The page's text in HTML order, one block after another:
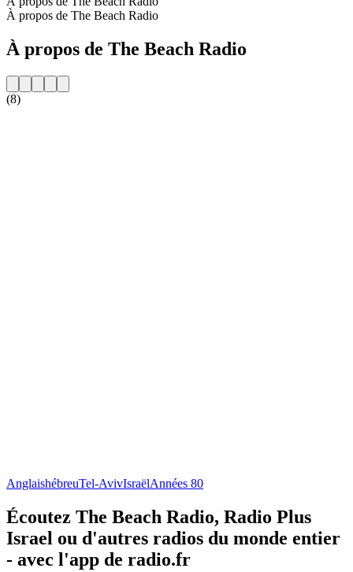
À propos de The Beach Radio
À propos de The Beach Radio
(8)
AnglaishébreuTel-AvivIsraëlAnnées 80
Écoutez The Beach Radio, Radio Plus
Israel ou d'autres radios du monde entier
- avec l'app de radio.fr